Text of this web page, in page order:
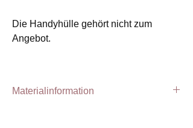
Die Handyhülle gehört nicht zum
Angebot.
Materialinformation